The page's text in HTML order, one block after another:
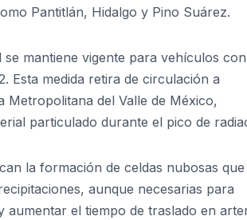
Pantitlán, Hidalgo y Pino Suárez.
mantiene vigente para vehículos con
Esta medida retira de circulación a
Metropolitana del Valle de México,
particulado durante el pico de
la formación de celdas nubosas que
aunque necesarias para
el tiempo de traslado en